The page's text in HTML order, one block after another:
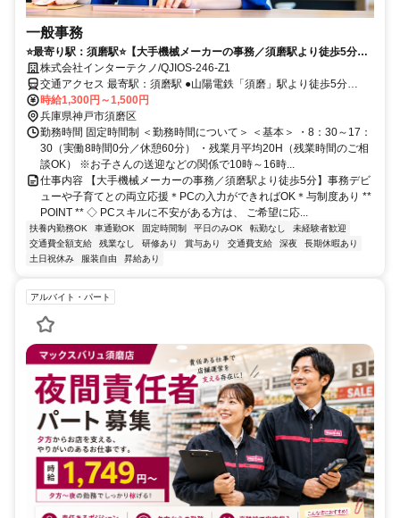
一般事務
⭐️最寄り駅：須磨駅⭐️【大手機械メーカーの事務／須磨駅より徒歩5分】
事務デビューや子育てとの両立応援＊PCの入力ができればOK＊与制度
あり
株式会社インターテクノ/QJIOS-246-Z1
交通アクセス 最寄駅：須磨駅 ●山陽電鉄「須磨」駅より徒歩5分
時給1,300円～1,500円
兵庫県神戸市須磨区
勤務時間 固定時間制 ＜勤務時間について＞ ＜基本＞ ・8：30～17：
30（実働8時間0分／休憩60分） ・残業月平均20H（残業時間のご相
談OK） ※お子さんの送迎などの関係で10時～16時...
仕事内容 【大手機械メーカーの事務／須磨駅より徒歩5分】事務デビ
ューや子育てとの両立応援＊PCの入力ができればOK＊与制度あり **
POINT ** ◇ PCスキルに不安がある方は、 ご希望に応...
扶養内勤務OK 車通勤OK 固定時間制 平日のみOK 転勤なし
未経験者歓迎
交通費全額支給
残業なし 研修あり 賞与あり 交通費支給 深夜
長期休暇あり
土日祝休み
服装自由 昇給あり
アルバイト・パート